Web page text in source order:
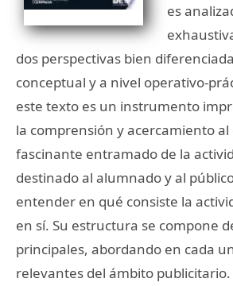
es
dos perspectivas bien
conceptual y a nivel operativo-
este texto es un instrumento
la comprensión y acercamiento al
fascinante entramado de la
destinado al alumnado y al
entender en qué consiste la
en sí. Su estructura se compone
principales, abordando en cada
relevantes del ámbito